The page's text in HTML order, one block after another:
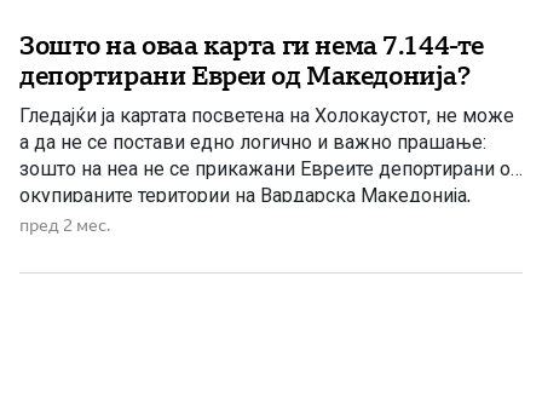
Зошто на оваа карта ги нема 7.144-те
депортирани Евреи од Македонија?
Гледајќи ја картата посветена на Холокаустот, не може
а да не се постави едно логично и важно прашање:
зошто на неа не се прикажани Евреите депортирани од
окупираните територии на Вардарска Македонија,
Егејска Македонија и Пирот? На картата се наведени
бројот на Евреите кои живееле пред Втората […]
пред 2 мес.